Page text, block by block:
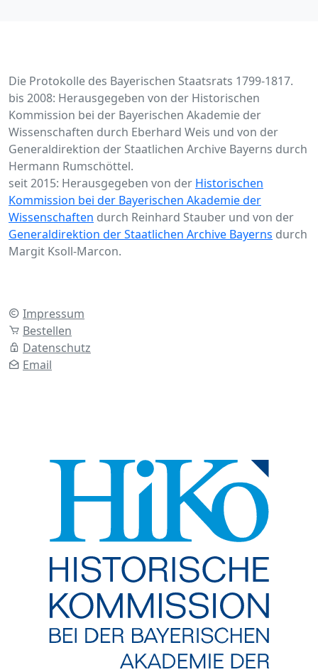
Die Protokolle des Bayerischen Staatsrats 1799-1817.
bis 2008: Herausgegeben von der Historischen
Kommission bei der Bayerischen Akademie der
Wissenschaften durch Eberhard Weis und von der
Generaldirektion der Staatlichen Archive Bayerns durch
Hermann Rumschöttel.
seit 2015: Herausgegeben von der Historischen
Kommission bei der Bayerischen Akademie der
Wissenschaften durch Reinhard Stauber und von der
Generaldirektion der Staatlichen Archive Bayerns durch
Margit Ksoll-Marcon.
Impressum
Bestellen
Datenschutz
Email